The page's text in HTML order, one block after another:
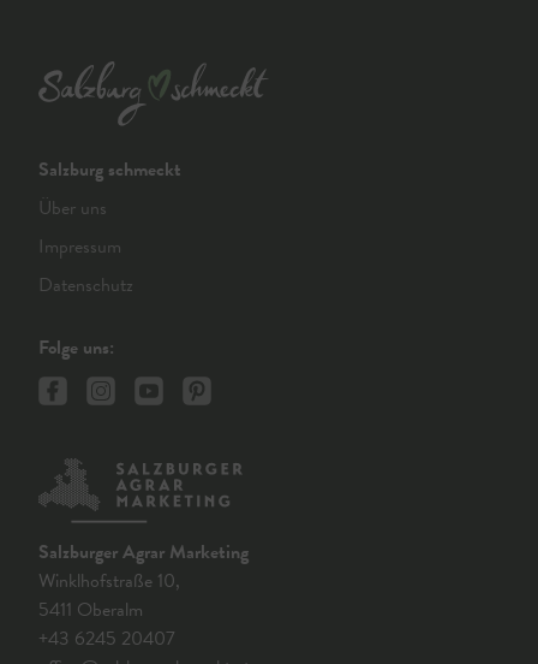
Salzburg schmeckt
Über uns
Impressum
Datenschutz
Folge uns:
Salzburger Agrar Marketing
Winklhofstraße 10,
5411 Oberalm
+43 6245 20407